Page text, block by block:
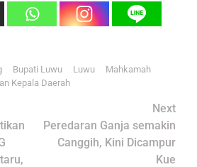
Bupati Luwu Luwu
Mahkamah
Kepala Daerah
Next
Peredaran Ganja semakin
Canggih, Kini Dicampur
Kue